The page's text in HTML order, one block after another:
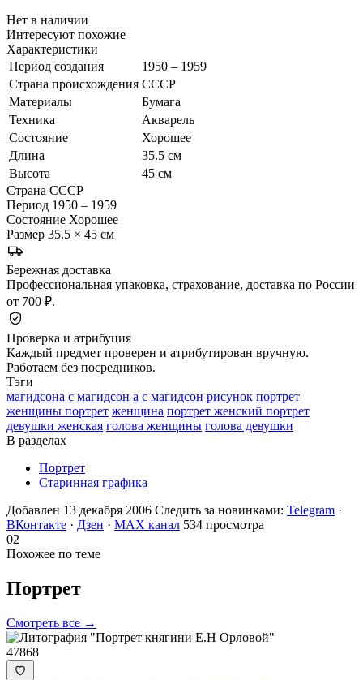
Нет в наличии
Интересуют похожие
Характеристики
Период создания
1950 – 1959
Страна происхождения СССР
Материалы
Бумага
Техника
Акварель
Состояние
Хорошее
Длина
35.5 см
Высота
45 см
Страна СССР
Период 1950 – 1959
Состояние Хорошее
Размер 35.5 × 45 см
Бережная доставка
Профессиональная упаковка, страхование, доставка по России
от 700 ₽.
Проверка и атрибуция
Каждый предмет проверен и атрибутирован вручную.
Работаем без посредников.
Тэги
магидсона с магидсон а с магидсон рисунок портрет
женщины портрет женщина портрет женский портрет
девушки женская голова женщины голова девушки
В разделах
Портрет
Старинная графика
Добавлен 13 декабря 2006 Следить за новинками: Telegram ·
ВКонтакте · Дзен · MAX канал 534 просмотра
02
Похожее по теме
Портрет
Смотреть все →
47868